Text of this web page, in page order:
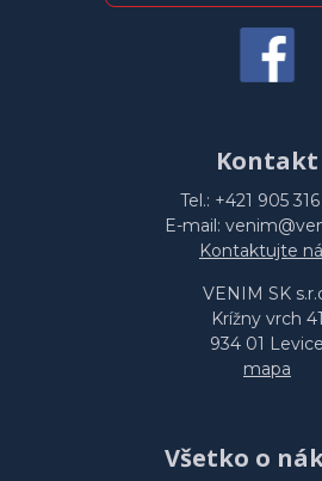
Kontakt
Tel.: +421 905
E-mail:
Kontaktujte
VENIM SK
Krížny vrch 41
934 01 Levice
mapa
Všetko o